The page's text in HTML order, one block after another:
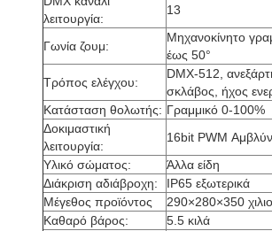
λειτουργία:
13
Γωνία ζουμ:
Μηχανοκίνητο
έως 50°
Τρόπος ελέγχου:
DMX-512,
σκλάβος, ήχος
Κατάσταση θολωτής: Γραμμικό 0-100%
Δοκιμαστική
λειτουργία:
16bit PWM
Υλικό σώματος:
Άλλα είδη
Διάκριση αδιάβροχη:
IP65 εξωτερικά
Μέγεθος προϊόντος
290×280×350
Καθαρό βάρος:
5.5 κιλά